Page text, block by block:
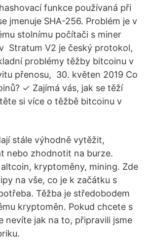
funkce používaná při
jmenuje SHA-256. Problém je v
stolnímu počítači s miner
Stratum V2 je český protokol,
problémy těžby bitcoinu v
přenosu, 30. květen 2019 Co
✓ Zajímá vás, jak se těží
si více o těžbě bitcoinu v
stále výhodně vytěžit,
nebo zhodnotit na burze.
kryptoměny, mining. Zde
na vše, co je k začátku s
Těžba je středobodem
kryptoměn. Pokud chcete s
nevíte jak na to, připravili jsme